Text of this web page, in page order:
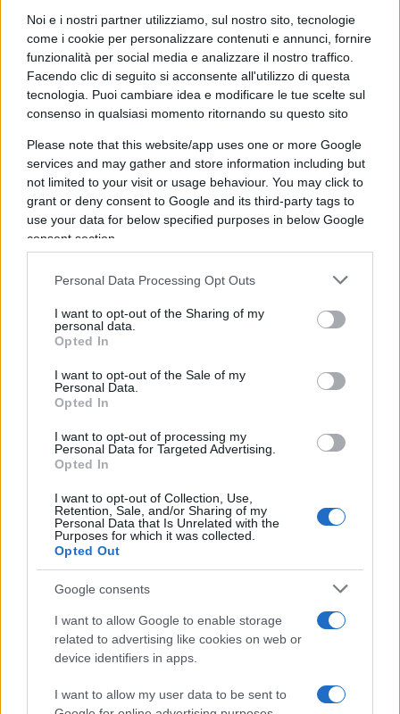
Noi e i nostri partner utilizziamo, sul nostro sito, tecnologie
come i cookie per personalizzare contenuti e annunci, fornire
funzionalità per social media e analizzare il nostro traffico.
Facendo clic di seguito si acconsente all'utilizzo di questa
tecnologia. Puoi cambiare idea e modificare le tue scelte sul
consenso in qualsiasi momento ritornando su questo sito
Please note that this website/app uses one or more Google
services and may gather and store information including but
not limited to your visit or usage behaviour. You may click to
grant or deny consent to Google and its third-party tags to
use your data for below specified purposes in below Google
consent section.
Personal Data Processing Opt Outs
I want to opt-out of the Sharing of my
personal data.
Opted In
I want to opt-out of the Sale of my
Personal Data.
Opted In
I want to opt-out of processing my
Personal Data for Targeted Advertising.
Opted In
I want to opt-out of Collection, Use,
Retention, Sale, and/or Sharing of my
Personal Data that Is Unrelated with the
Purposes for which it was collected.
Opted Out
Google consents
I want to allow Google to enable storage
related to advertising like cookies on web or
device identifiers in apps.
I want to allow my user data to be sent to
il 22,7% delle europee del 2019. Da contraltare
fanno i dati diFratelli d’Italia, che dal 6,5% delle
europee è passato al 26% delle politiche e che con
Meloni a Palazzo Chigi ha continuato a salire per
attestarsi intorno al 29,6%. Nell’ultima settimana
in crescita dello 0,6%.
Per approfondire
Il Pd è già una polveriera: nasce la fronda anti-
Il Pd perde un altro pezzo: Schlein crea un
partito estremista
L’asse M5S-Pd parte col flop: altro che ‘;effetto
A preoccupare Elly Schlein però non dovrebbe
essere tanto la sfida personale con
Meloni
. Le elezioni si vincono sempre in
coalizione e da quel punto di vista il centrosinistra
sta messo male. Innanzitutto perché l’accordo Pd-
M5S è tutto da definire e a fino alle europee non
se ne parla. E poi perché i sondaggi dicono che la
è mastodontica. Basta
fare le somme: la maggioranza oggi raccoglie il
consenso del 46,5% degli elettori contro il 25,7%
del centrosinistra. Anche sommando i voti dei
Cinque Stelle, il risultato non cambierebbe: la